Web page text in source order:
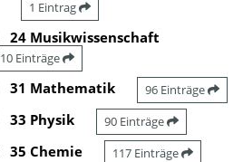
1 Eintrag
24 Musikwissenschaft
10 Einträge
31 Mathematik 96 Einträge
33 Physik 90 Einträge
35 Chemie 117 Einträge